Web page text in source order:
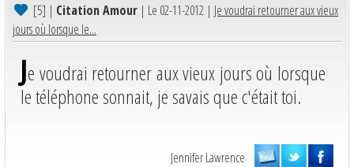
[5] | Citation Amour | Le 02-11-2012 | Je voudrai retourner aux vieux
jours où lorsque le...
Je voudrai retourner aux vieux jours où lorsque
le téléphone sonnait, je savais que c'était toi.
Jennifer Lawrence